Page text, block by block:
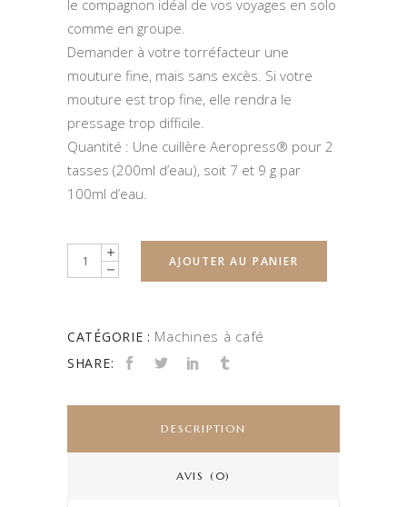
le compagnon idéal de vos voyages en solo
comme en groupe.
Demander à votre torréfacteur une
mouture fine, mais sans excès. Si votre
mouture est trop fine, elle rendra le
pressage trop difficile.
Quantité : Une cuillère Aeropress® pour 2
tasses (200ml d’eau), soit 7 et 9 g par
100ml d’eau.
Quantity AJOUTER AU PANIER
CATÉGORIE : Machines à café
SHARE:
DESCRIPTION
AVIS (0)